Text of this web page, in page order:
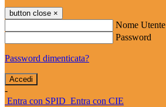
button close ×
Nome Utente
Password
Password dimenticata?
-
Entra con SPID Entra con CIE